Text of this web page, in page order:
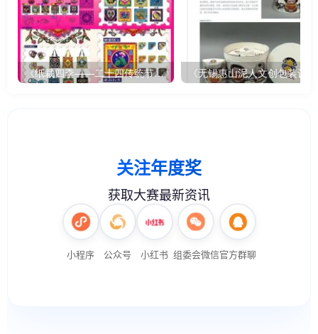
《纸裁四季——二十四传统节气文创设计》 《无锡惠山泥人文创包装设